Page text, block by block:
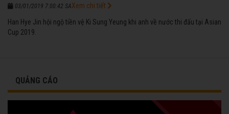
03/01/2019 7:00:42 SA
Han Hye Jin hội ngộ tiền vệ Ki Sung Yeung khi anh về nước thi đấu tại Asian
Cup 2019.
Xem chi tiết
QUẢNG CÁO